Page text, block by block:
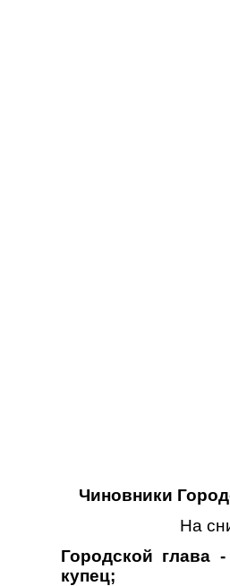
Чиновники
На
Городской глава
купец;